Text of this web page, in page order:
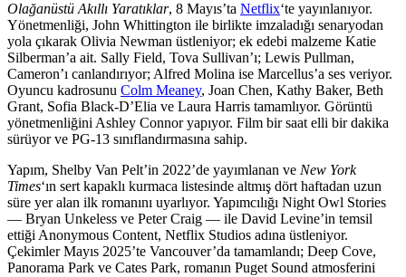
Olağanüstü Akıllı Yaratıklar, 8 Mayıs’ta Netflix‘te yayınlanıyor.
Yönetmenliği, John Whittington ile birlikte imzaladığı senaryodan
yola çıkarak Olivia Newman üstleniyor; ek edebi malzeme Katie
Silberman’a ait. Sally Field, Tova Sullivan’ı; Lewis Pullman,
Cameron’ı canlandırıyor; Alfred Molina ise Marcellus’a ses veriyor.
Oyuncu kadrosunu Colm Meaney, Joan Chen, Kathy Baker, Beth
Grant, Sofia Black-D’Elia ve Laura Harris tamamlıyor. Görüntü
yönetmenliğini Ashley Connor yapıyor. Film bir saat elli bir dakika
sürüyor ve PG-13 sınıflandırmasına sahip.
Yapım, Shelby Van Pelt’in 2022’de yayımlanan ve New York
Times‘ın sert kapaklı kurmaca listesinde altmış dört haftadan uzun
süre yer alan ilk romanını uyarlıyor. Yapımcılığı Night Owl Stories
— Bryan Unkeless ve Peter Craig — ile David Levine’in temsil
ettiği Anonymous Content, Netflix Studios adına üstleniyor.
Çekimler Mayıs 2025’te Vancouver’da tamamlandı; Deep Cove,
Panorama Park ve Cates Park, romanın Puget Sound atmosferini